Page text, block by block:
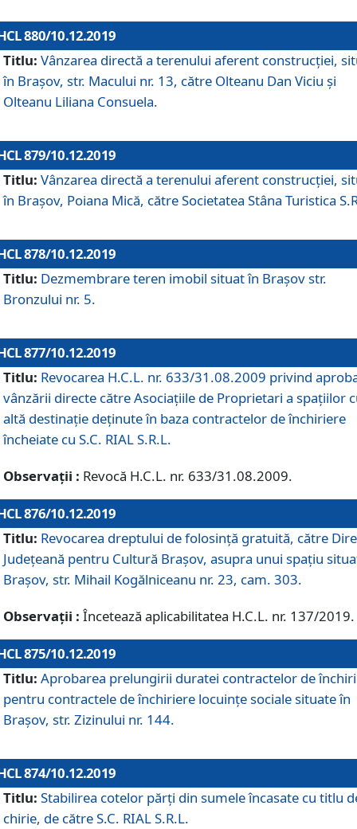
880/10.12.2019
Titlu: Vânzarea directă a terenului aferent construcției,
în Brașov, str. Macului nr. 13, către Olteanu Dan Viciu și
Olteanu Liliana Consuela.
879/10.12.2019
Titlu: Vânzarea directă a terenului aferent construcției,
în Brașov, Poiana Mică, către Societatea Stâna Turistica
878/10.12.2019
Titlu: Dezmembrare teren imobil situat în Brașov str.
Bronzului nr. 5.
877/10.12.2019
Titlu: Revocarea H.C.L. nr. 633/31.08.2009 privind
vânzării directe către Asociațiile de Proprietari a spațiilor
altă destinație deținute în baza contractelor de închiriere
încheiate cu S.C. RIAL S.R.L.
Observații : Revocă H.C.L. nr. 633/31.08.2009.
876/10.12.2019
Titlu: Revocarea dreptului de folosinţă gratuită, către
Judeţeană pentru Cultură Braşov, asupra unui spaţiu
Braşov, str. Mihail Kogălniceanu nr. 23, cam. 303.
Observații : Încetează aplicabilitatea H.C.L. nr. 137/2019.
875/10.12.2019
Titlu: Aprobarea prelungirii duratei contractelor de
pentru contractele de închiriere locuinţe sociale situate în
Braşov, str. Zizinului nr. 144.
874/10.12.2019
Titlu: Stabilirea cotelor părți din sumele încasate cu titlu
chirie, de către S.C. RIAL S.R.L.